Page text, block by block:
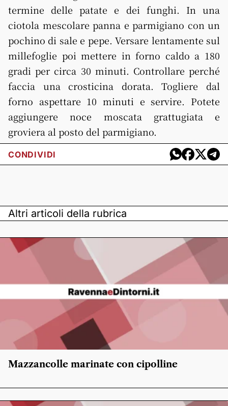
termine delle patate e dei funghi. In una
ciotola mescolare panna e parmigiano con un
pochino di sale e pepe. Versare lentamente sul
millefoglie poi mettere in forno caldo a 180
gradi per circa 30 minuti. Controllare perché
faccia una crosticina dorata. Togliere dal
forno aspettare 10 minuti e servire. Potete
aggiungere noce moscata grattugiata e
groviera al posto del parmigiano.
CONDIVIDI
Altri articoli della rubrica
Mazzancolle marinate con cipolline